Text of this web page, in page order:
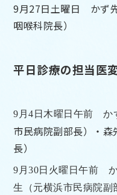
9月27日土曜日 かず
咽喉科院長）
平日診療の担当医
9月4日木曜日午前か
市民病院副部長）・
長）
9月30日 火曜日午前 か
生（元横浜市民病院副